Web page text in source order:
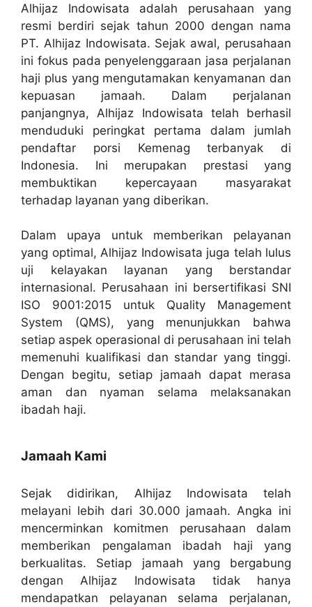
Alhijaz Indowisata adalah perusahaan yang
resmi berdiri sejak tahun 2000 dengan nama
PT. Alhijaz Indowisata. Sejak awal, perusahaan
ini fokus pada penyelenggaraan jasa perjalanan
haji plus yang mengutamakan kenyamanan dan
kepuasan jamaah. Dalam perjalanan
panjangnya, Alhijaz Indowisata telah berhasil
menduduki peringkat pertama dalam jumlah
pendaftar porsi Kemenag terbanyak di
Indonesia. Ini merupakan prestasi yang
membuktikan kepercayaan masyarakat
terhadap layanan yang diberikan.
Dalam upaya untuk memberikan pelayanan
yang optimal, Alhijaz Indowisata juga telah lulus
uji kelayakan layanan yang berstandar
internasional. Perusahaan ini bersertifikasi SNI
ISO 9001:2015 untuk Quality Management
System (QMS), yang menunjukkan bahwa
setiap aspek operasional di perusahaan ini telah
memenuhi kualifikasi dan standar yang tinggi.
Dengan begitu, setiap jamaah dapat merasa
aman dan nyaman selama melaksanakan
ibadah haji.
Jamaah Kami
Sejak didirikan, Alhijaz Indowisata telah
melayani lebih dari 30.000 jamaah. Angka ini
mencerminkan komitmen perusahaan dalam
memberikan pengalaman ibadah haji yang
berkualitas. Setiap jamaah yang bergabung
dengan Alhijaz Indowisata tidak hanya
mendapatkan pelayanan selama perjalanan,